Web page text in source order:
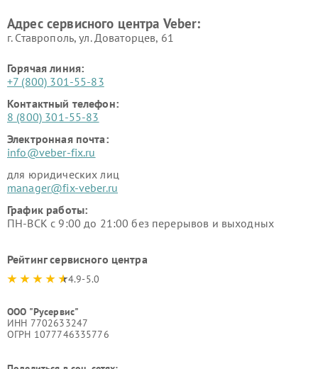
Адрес сервисного центра Veber:
г. Ставрополь, ул. Доваторцев, 61
Горячая линия:
+7 (800) 301-55-83
Контактный телефон:
8 (800) 301-55-83
Электронная почта:
info@veber-fix.ru
для юридических лиц
manager@fix-veber.ru
График работы:
ПН-ВСК с 9:00 до 21:00 без перерывов и выходных
Рейтинг сервисного центра
4.9-5.0
ООО "Русервис"
ИНН 7702633247
ОГРН 1077746335776